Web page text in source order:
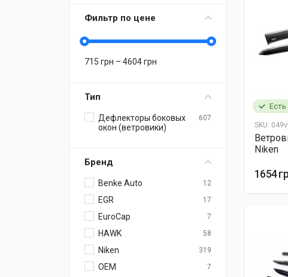
Фильтр по цене
715 грн – 4604грн
Тип
Дефлекторы боковых
окон (ветровики)
607
Бренд
Benke Auto 12
EGR 17
EuroCap 7
HAWK 58
Niken 319
OEM 7
Есть
SKU:
Niken
1654